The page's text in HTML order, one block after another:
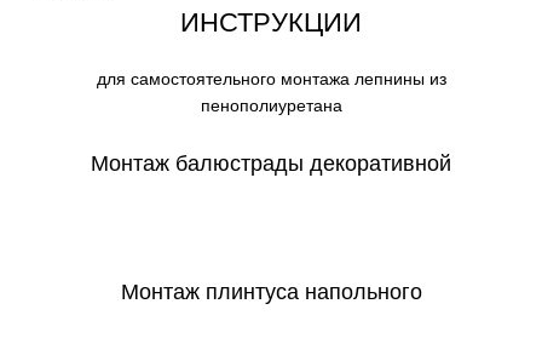
ИНСТРУКЦИИ
для самостоятельного монтажа лепнины из
пенополиуретана
Монтаж балюстрады декоративной
Монтаж плинтуса напольного